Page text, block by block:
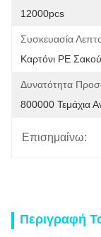
12000pcs
Συσκευασία
Καρτόνι PE
Δυνατότητα
800000 Τεμάχια
Επισημαίνω:
Περιγραφή